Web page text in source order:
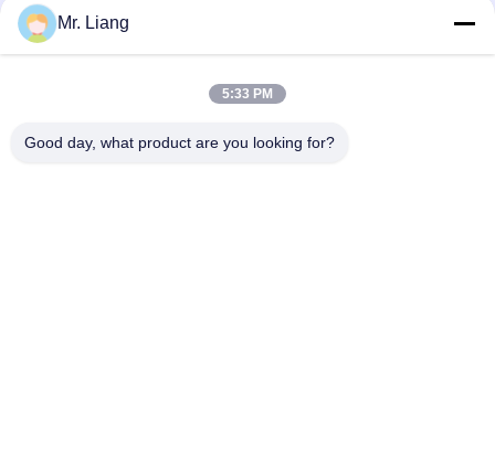
Computer-elektronische Selbstzugversuch-Servomaschinen-
Universalfestigkeitsprüfungs-Ausrüstung TM 2101
Digitalanzeigen-elektronische dehnbare Prüfvorrichtungs-
Mr. Liang
5:33 PM
Good day, what product are you looking for?